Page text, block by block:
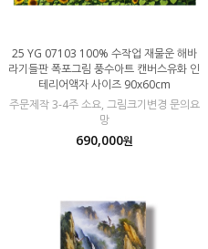
25 YG 07103 100% 수작업 재물운 해바
라기들판 폭포그림 풍수아트 캔버스유화 인
테리어액자 사이즈 90x60cm
주문제작 3-4주 소요, 그림크기변경 문의요
망
690,000원